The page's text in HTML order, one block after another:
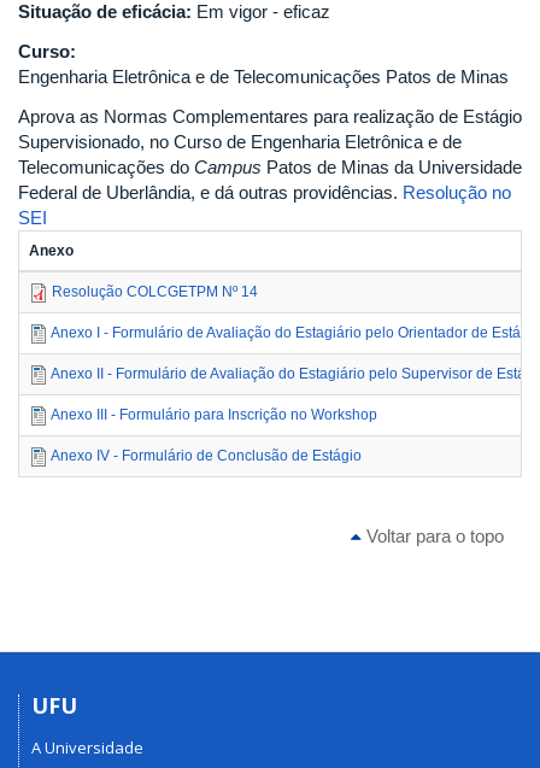
Situação de eficácia: Em vigor - eficaz
Curso:
Engenharia Eletrônica e de Telecomunicações Patos de Minas
Aprova as Normas Complementares para realização de Estágio
Supervisionado, no Curso de Engenharia Eletrônica e de
Telecomunicações do Campus Patos de Minas da Universidade
Federal de Uberlândia, e dá outras providências. Resolução no
SEI
Anexo
Resolução COLCGETPM Nº 14
Anexo I - Formulário de Avaliação do Estagiário pelo Orientador de Estágio
Anexo II - Formulário de Avaliação do Estagiário pelo Supervisor de
Anexo III - Formulário para Inscrição no Workshop
Anexo IV - Formulário de Conclusão de Estágio
Voltar para o topo
UFU
A Universidade